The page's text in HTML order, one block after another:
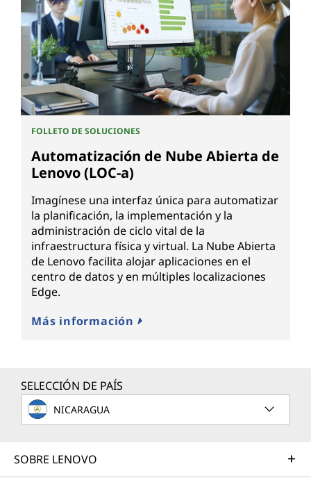
FOLLETO DE SOLUCIONES
Automatización de Nube Abierta de
Lenovo (LOC-a)
Imagínese una interfaz única para automatizar
la planificación, la implementación y la
administración de ciclo vital de la
infraestructura física y virtual. La Nube Abierta
de Lenovo facilita alojar aplicaciones en el
centro de datos y en múltiples localizaciones
Edge.
Más información
SELECCIÓN DE PAÍS
NICARAGUA
SOBRE LENOVO